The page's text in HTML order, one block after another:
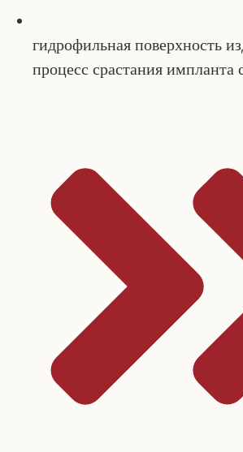
гидрофильная поверхность
процесс срастания импланта